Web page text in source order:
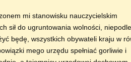
mi stanowisku nauczycielskim
sił do ugruntowania wolności,
będę, wszystkich obywateli kraju w
mego urzędu spełniać gorliwie i